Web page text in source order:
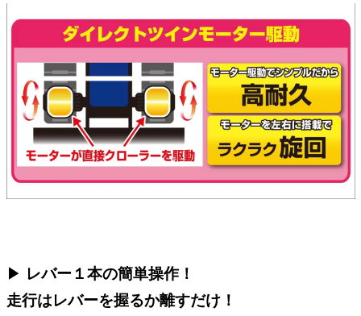
▶︎ レバー１本の簡単操作！
走行はレバーを握るか離すだけ！